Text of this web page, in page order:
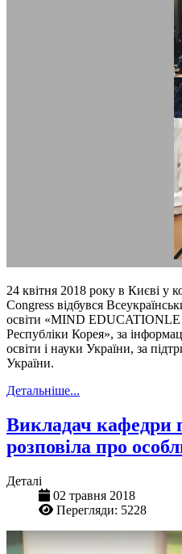
24 квітня 2018 року в Києві у
Congress відбувся
освіти «MIND
Республіки Корея», за
освіти і науки України, за
України.
Детальніше...
Викладач кафедри
розповіла про
Деталі
02 травня 2018
Перегляди: 5228